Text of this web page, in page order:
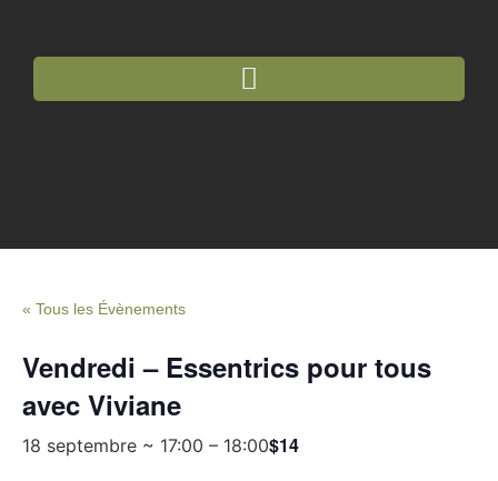
« Tous les Évènements
Vendredi – Essentrics pour tous
avec Viviane
18 septembre ~ 17:00 – 18:00$14